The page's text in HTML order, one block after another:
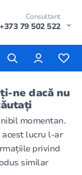
Consultant
+373 79 502 522
ne dacă nu
momentan.
acest lucru l-ar
privind
similar